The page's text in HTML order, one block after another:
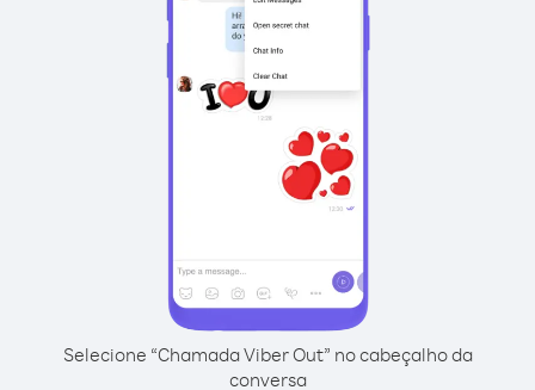
Selecione “Chamada Viber Out” no cabeçalho da
conversa